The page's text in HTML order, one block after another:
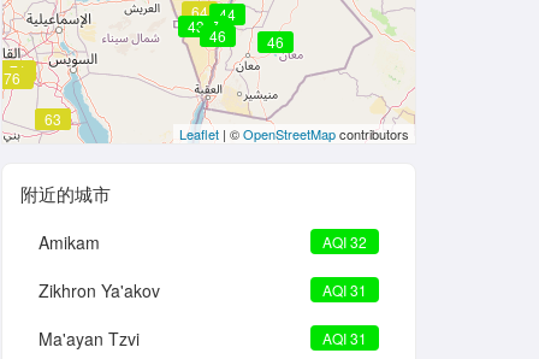
64
46
71
47
63
76
47
63
75
76
43
76
46
44
Leaflet | ©OpenStreetMapcontributors
附近的城市
Amikam AQI 32
Zikhron Ya'akov AQI 31
Ma'ayan Tzvi AQI 31